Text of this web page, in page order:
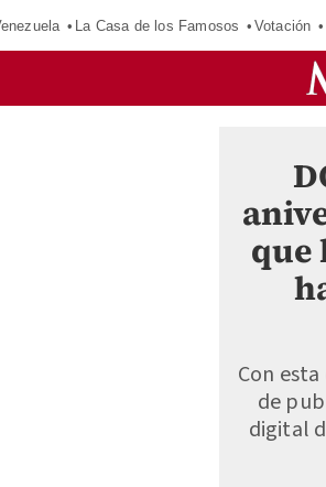
La Casa de los Famosos Votación
que
Con
de
digital